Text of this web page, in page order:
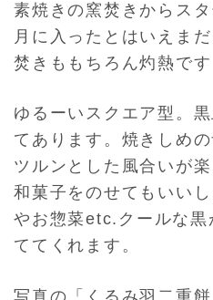
素焼きの窯焚きからス
月に入ったとはいえま
焚きももちろん灼熱で
ゆるーいスクエア型。
てあります。焼きし め
ツルンとした風合いが楽
和菓子をのせてもいい
やお惣菜etc.ク ールな黒
ててくれます。
写真の「くるみ羽二重